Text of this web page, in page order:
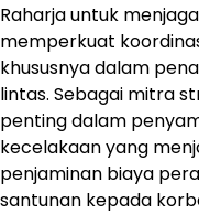
Raharja untuk
memperkuat
khususnya dalam
lintas. Sebagai mitra
penting dalam
kecelakaan yang
penjaminan biaya
santunan kepada